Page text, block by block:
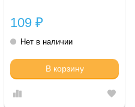
109 ₽
Нет в наличии
В корзину